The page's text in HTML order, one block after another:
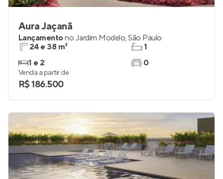
Aura Jaçanã
Lançamentono Jardim Modelo,São Paulo
24 e 38 m²
1 e 2
1
0
Venda a partir de
R$ 186.500